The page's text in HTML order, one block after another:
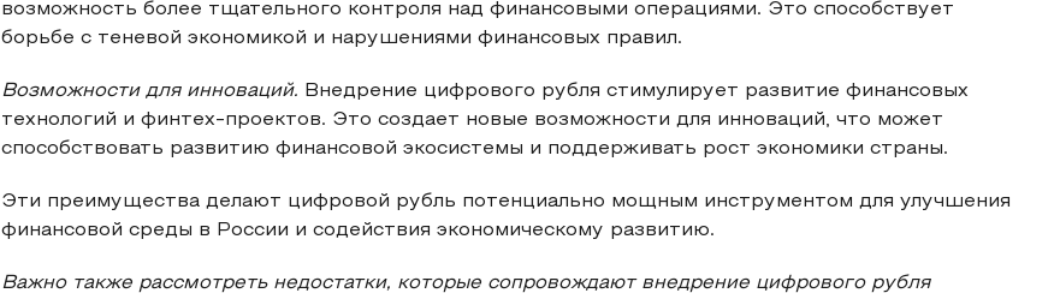
возможность более тщательного контроля над финансовыми операциями. Это способствует
борьбе с теневой экономикой и нарушениями финансовых правил.
Возможности для инноваций.
Внедрение цифрового рубля стимулирует развитие финансовых
технологий и финтех-проектов. Это создает новые возможности для инноваций, что может
способствовать развитию финансовой экосистемы и поддерживать рост экономики страны.
Эти преимущества делают цифровой рубль потенциально мощным инструментом для улучшения
финансовой среды в России и содействия экономическому развитию.
Важно также рассмотреть недостатки, которые сопровождают внедрение цифрового рубля